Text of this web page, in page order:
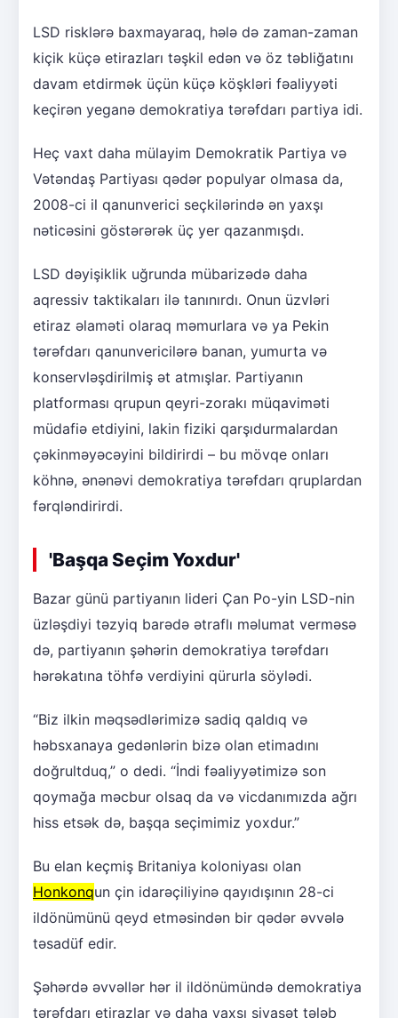
LSD risklərə baxmayaraq, hələ də zaman-zaman
kiçik küçə etirazları təşkil edən və öz təbliğatını
davam etdirmək üçün küçə köşkləri fəaliyyəti
keçirən yeganə demokratiya tərəfdarı partiya idi.
Heç vaxt daha mülayim Demokratik Partiya və
Vətəndaş Partiyası qədər populyar olmasa da,
2008-ci il qanunverici seçkilərində ən yaxşı
nəticəsini göstərərək üç yer qazanmışdı.
LSD dəyişiklik uğrunda mübarizədə daha
aqressiv taktikaları ilə tanınırdı. Onun üzvləri
etiraz əlaməti olaraq məmurlara və ya Pekin
tərəfdarı qanunvericilərə banan, yumurta və
konservləşdirilmiş ət atmışlar. Partiyanın
platforması qrupun qeyri-zorakı müqaviməti
müdafiə etdiyini, lakin fiziki qarşıdurmalardan
çəkinməyəcəyini bildirirdi – bu mövqe onları
köhnə, ənənəvi demokratiya tərəfdarı qruplardan
fərqləndirirdi.
'Başqa Seçim Yoxdur'
Bazar günü partiyanın lideri Çan Po-yin LSD-nin
üzləşdiyi təzyiq barədə ətraflı məlumat verməsə
də, partiyanın şəhərin demokratiya tərəfdarı
hərəkatına töhfə verdiyini qürurla söylədi.
“Biz ilkin məqsədlərimizə sadiq qaldıq və
həbsxanaya gedənlərin bizə olan etimadını
doğrultduq,” o dedi. “İndi fəaliyyətimizə son
qoymağa məcbur olsaq da və vicdanımızda ağrı
hiss etsək də, başqa seçimimiz yoxdur.”
Bu elan keçmiş Britaniya koloniyası olan
Honkonqun çin idarəçiliyinə qayıdışının 28-ci
ildönümünü qeyd etməsindən bir qədər əvvələ
təsadüf edir.
Şəhərdə əvvəllər hər il ildönümündə demokratiya
tərəfdarı etirazlar və daha yaxşı siyasət tələb